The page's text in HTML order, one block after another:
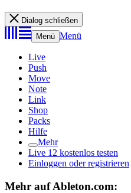
Dialog schließen
Menü Menü
Live
Push
Move
Note
Link
Shop
Packs
Hilfe
Mehr
Live 12 kostenlos testen
Einloggen oder registrieren
Mehr auf Ableton.com: